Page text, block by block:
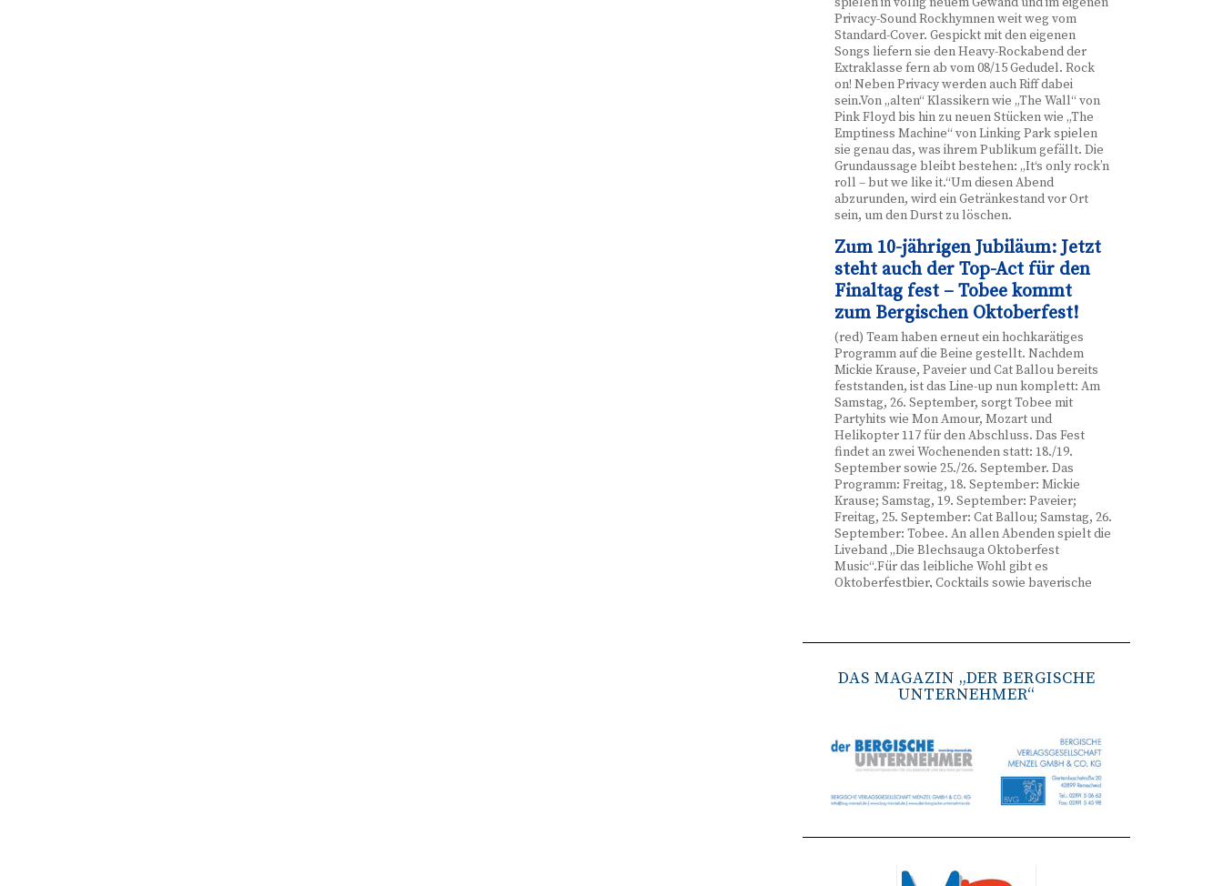
Privacy-Sound Rockhymnen weit weg vom
Standard-Cover. Gespickt mit den eigenen
Songs liefern sie den Heavy-Rockabend der
Extraklasse fern ab vom 08/15 Gedudel. Rock
on! Neben Privacy werden auch Riff dabei
sein.Von „alten“ Klassikern wie „The Wall“ von
Pink Floyd bis hin zu neuen Stücken wie „The
Emptiness Machine“ von Linking Park spielen
sie genau das, was ihrem Publikum gefällt. Die
Grundaussage bleibt bestehen: „It‘s only rock’n
roll – but we like it.“Um diesen Abend
abzurunden, wird ein Getränkestand vor Ort
sein, um den Durst zu löschen.
Zum 10-jährigen Jubiläum: Jetzt
steht auch der Top-Act für den
Finaltag fest – Tobee kommt
zum Bergischen Oktoberfest!
(red) Team haben erneut ein hochkarätiges
Programm auf die Beine gestellt. Nachdem
Mickie Krause, Paveier und Cat Ballou bereits
feststanden, ist das Line-up nun komplett: Am
Samstag, 26. September, sorgt Tobee mit
Partyhits wie Mon Amour, Mozart und
Helikopter 117 für den Abschluss. Das Fest
findet an zwei Wochenenden statt: 18./19.
September sowie 25./26. September. Das
Programm: Freitag, 18. September: Mickie
Krause; Samstag, 19. September: Paveier;
Freitag, 25. September: Cat Ballou; Samstag, 26.
September: Tobee. An allen Abenden spielt die
Liveband „Die Blechsauga Oktoberfest
Music“.Für das leibliche Wohl gibt es
Oktoberfestbier, Cocktails sowie bayerische
www.bergisches-oktoberfest.de sowie über die
Remscheid stärkt Krisenvorsorge
Remscheid trainieren Krisenstabsarbeit am
Institut der Feuerwehr NRW in Münster.
Wie funktioniert die Zusammenarbeit im
Krisenfall? Welche Entscheidungen müssen
unter Zeitdruck getroffen werden? Und wie
bestmöglich geschützt werden? Mit diesen und
Mitarbeitende der Stadt Remscheid Ende Juni in
DAS MAGAZIN „DER BERGISCHE
UNTERNEHMER“